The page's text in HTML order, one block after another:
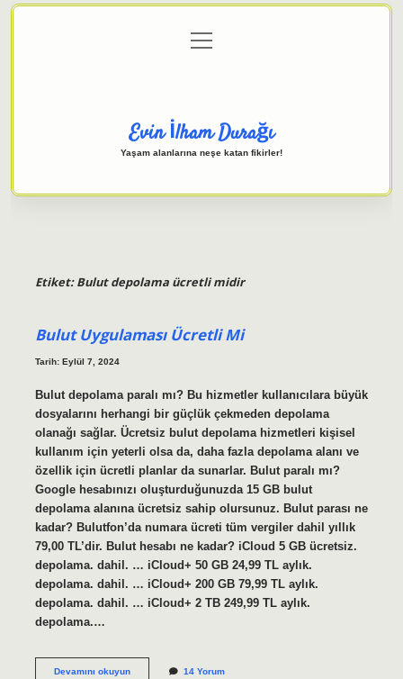
Gizlilik Politikası
menüyü
aç
Evin İlham Durağı
Yaşam alanlarına neşe katan fikirler!
Etiket:Bulut depolama ücretli midir
Bulut Uygulaması Ücretli Mi
Tarih: Eylül 7, 2024
Bulut depolama paralı mı? Bu hizmetler kullanıcılara büyük
dosyalarını herhangi bir güçlük çekmeden depolama
olanağı sağlar. Ücretsiz bulut depolama hizmetleri kişisel
kullanım için yeterli olsa da, daha fazla depolama alanı ve
özellik için ücretli planlar da sunarlar. Bulut paralı mı?
Google hesabınızı oluşturduğunuzda 15 GB bulut
depolama alanına ücretsiz sahip olursunuz. Bulut parası ne
kadar? Bulutfon’da numara ücreti tüm vergiler dahil yıllık
79,00 TL’dir. Bulut hesabı ne kadar? iCloud 5 GB ücretsiz.
depolama. dahil. … iCloud+ 50 GB 24,99 TL aylık.
depolama. dahil. … iCloud+ 200 GB 79,99 TL aylık.
depolama. dahil. … iCloud+ 2 TB 249,99 TL aylık.
depolama.…
Devamını okuyunBulut
14 Yorum